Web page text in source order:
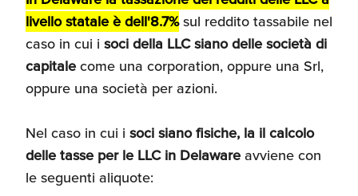
Manuale pratico sul
commercio con gli USA
ExportUSA ottiene la
gli ITIN
Media
FDA
Ricerca Distributori di
Macchinari Industriali
livello statale è dell'8.7%sul reddito tassabile nel
caso in cui i soci della LLC siano delle società di
capitalecome una corporation, oppure una Srl,
oppure una società per azioni.
Nel caso in cui i soci siano fisiche, la il calcolo
delle tasse per le LLC in Delawareavviene con
le seguenti aliquote: